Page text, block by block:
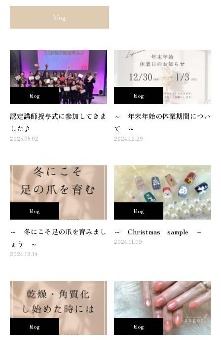
blog
blog
認定講師授与式に参加してきま
した♪
2025.05.02
blog
～ 年末年始の休業期間につい
て ～
2024.12.29
blog
～ 冬にこそ足の爪を育みまし
ょう ～
2024.12.14
blog
～ Christmas sample ～
2024.11.09
blog blog